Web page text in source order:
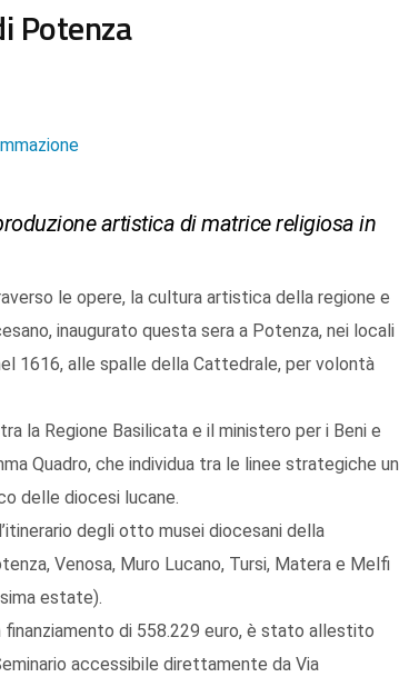
Potenza
artistica di matrice religiosa in
le opere, la cultura artistica della regione e
inaugurato questa sera a Potenza, nei locali
1616, alle spalle della Cattedrale, per volontà
la Regione Basilicata e il ministero per i Beni e
Quadro, che individua tra le linee strategiche un
delle diocesi lucane.
degli otto musei diocesani della
Venosa, Muro Lucano, Tursi, Matera e Melfi
estate).
di 558.229 euro, è stato allestito
accessibile direttamente da Via